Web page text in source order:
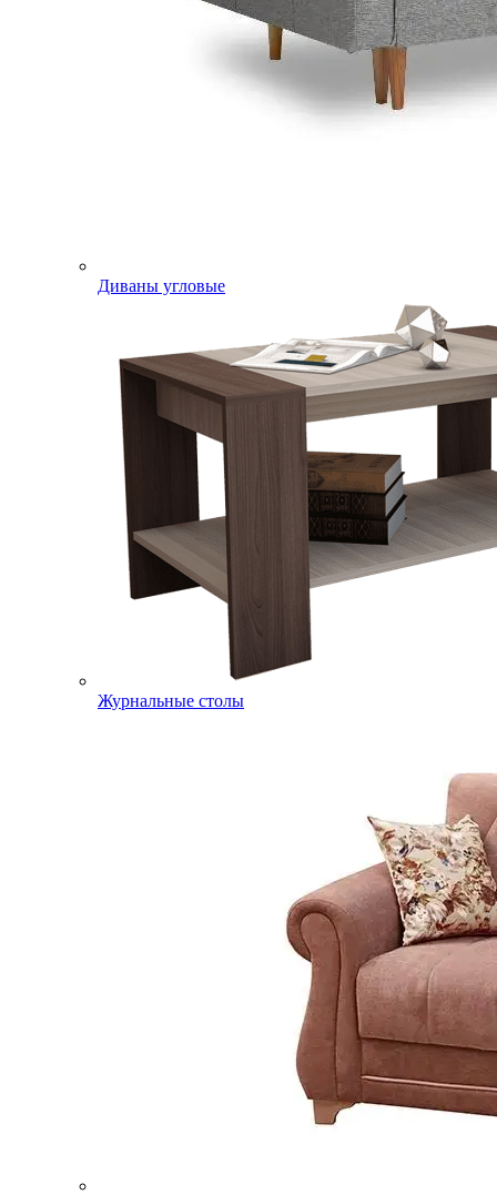
Диваны угловые
Журнальные столы